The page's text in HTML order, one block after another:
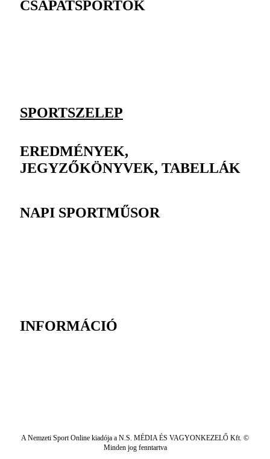
CSAPATSPORTOK
SPORTSZELEP
EREDMÉNYEK,
JEGYZŐKÖNYVEK, TABELLÁK
NAPI SPORTMŰSOR
INFORMÁCIÓ
A Nemzeti Sport Online kiadója a N.S. MÉDIA ÉS VAGYONKEZELŐ Kft. ©
Minden jog fenntartva